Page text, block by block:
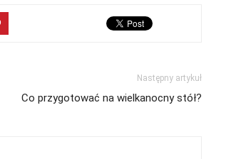
Następny artykuł
Co przygotować na wielkanocny stół?